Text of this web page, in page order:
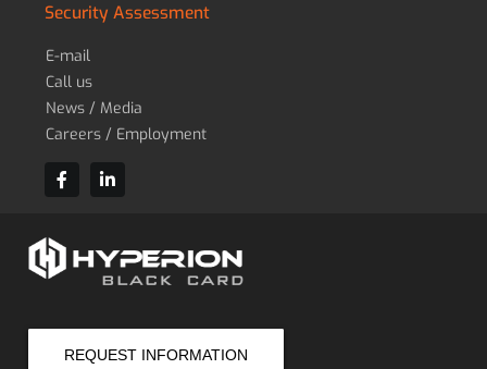
REQUEST INFORMATION
Security Assessment
E-mail
Call us
News / Media
Careers / Employment